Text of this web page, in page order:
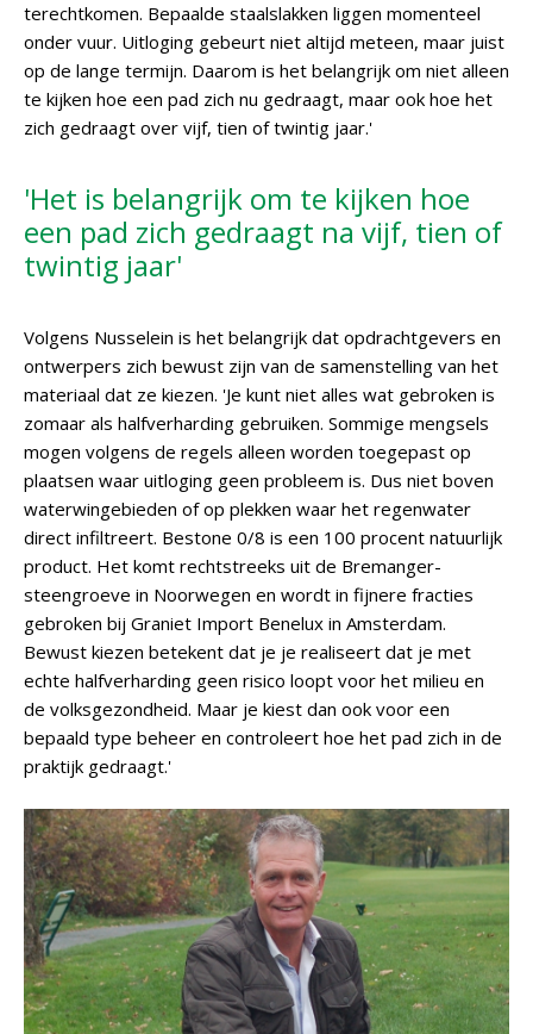
terechtkomen. Bepaalde staalslakken liggen momenteel
onder vuur. Uitloging gebeurt niet altijd meteen, maar juist
op de lange termijn. Daarom is het belangrijk om niet alleen
te kijken hoe een pad zich nu gedraagt, maar ook hoe het
zich gedraagt over vijf, tien of twintig jaar.'
'Het is belangrijk om te kijken hoe
een pad zich gedraagt na vijf, tien of
twintig jaar'
Volgens Nusselein is het belangrijk dat opdrachtgevers en
ontwerpers zich bewust zijn van de samenstelling van het
materiaal dat ze kiezen. 'Je kunt niet alles wat gebroken is
zomaar als halfverharding gebruiken. Sommige mengsels
mogen volgens de regels alleen worden toegepast op
plaatsen waar uitloging geen probleem is. Dus niet boven
waterwingebieden of op plekken waar het regenwater
direct infiltreert. Bestone 0/8 is een 100 procent natuurlijk
product. Het komt rechtstreeks uit de Bremanger-
steengroeve in Noorwegen en wordt in fijnere fracties
gebroken bij Graniet Import Benelux in Amsterdam.
Bewust kiezen betekent dat je je realiseert dat je met
echte halfverharding geen risico loopt voor het milieu en
de volksgezondheid. Maar je kiest dan ook voor een
bepaald type beheer en controleert hoe het pad zich in de
praktijk gedraagt.'